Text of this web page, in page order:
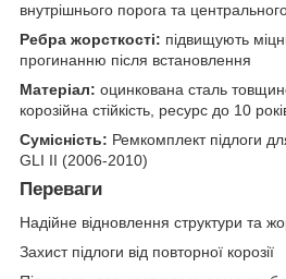
внутрішнього порога та
Ребра жорсткості: підвищують
прогинанню після встановлення
Матеріал: оцинкована сталь
корозійна стійкість, ресурс до 10
Сумісність: Ремкомплект підлоги
GLI II (2006-2010)
Переваги
Надійне відновлення структури та
Захист підлоги від повторної корозії